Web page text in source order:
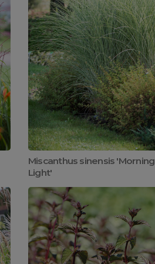
Miscanthus sinensis 'Morning
Light'